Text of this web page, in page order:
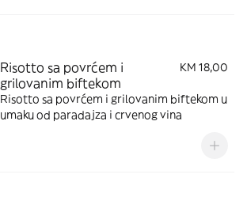
Risotto sa povrćem i
grilovanim biftekom
KM 18,00
Risotto sa povrćem i grilovanim biftekom u
umaku od paradajza i crvenog vina